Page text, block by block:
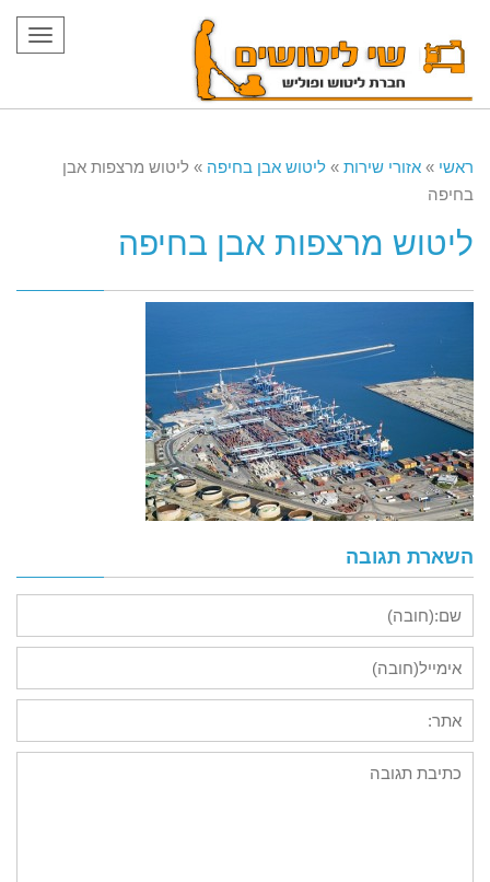
ראשי » אזורי שירות » ליטוש אבן בחיפה » ליטוש מרצפות אבן
בחיפה
ליטוש מרצפות אבן בחיפה
השארת תגובה